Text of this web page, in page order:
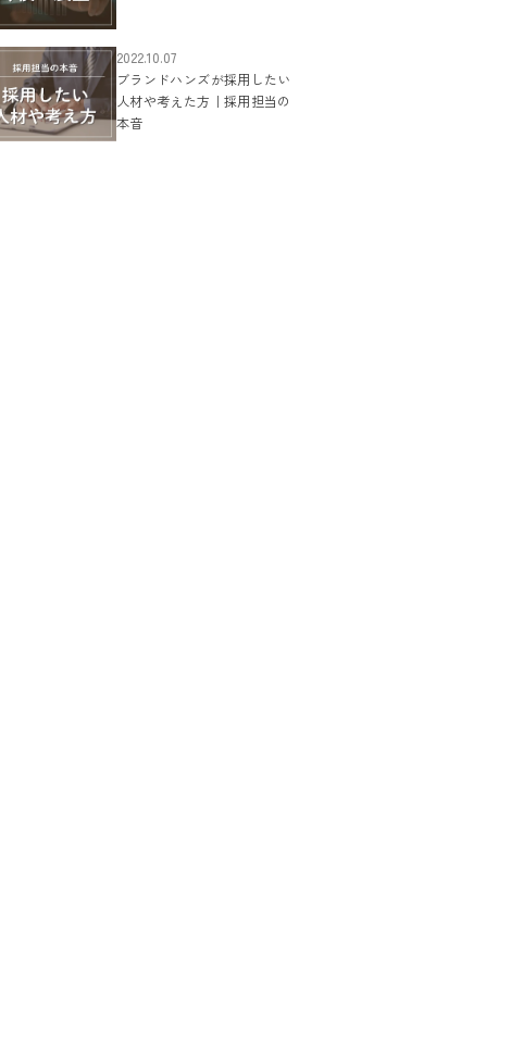
2022.10.07
ブランドハンズが採用したい
人材や考えた方｜採用担当の
本音